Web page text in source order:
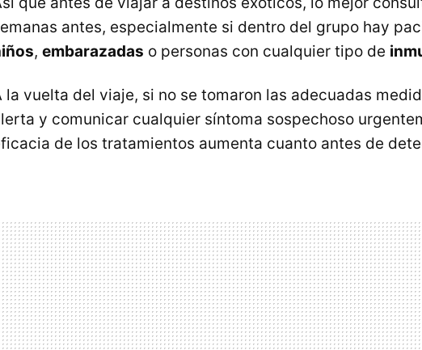
antes, especialmente si dentro del grupo hay
, embarazadas o personas con cualquier tipo de
la vuelta del viaje, si no se tomaron las adecuadas
y comunicar cualquier síntoma sospechoso
de los tratamientos aumenta cuanto antes de